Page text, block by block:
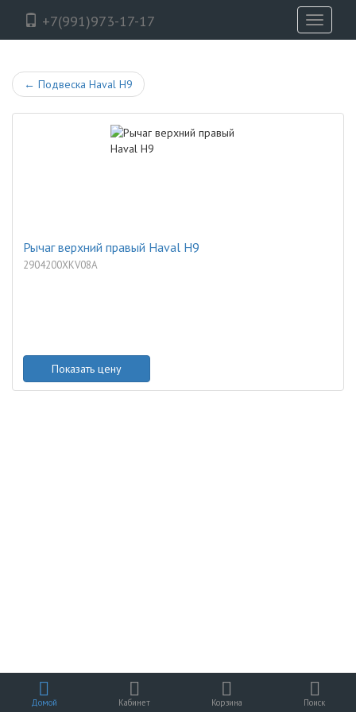
+7(991)973-17-17
Toggle
← Подвеска Haval H9
Рычаг верхний правый Haval H9
2904200XKV08A
Показать цену
Домой Кабинет Корзина Поиск